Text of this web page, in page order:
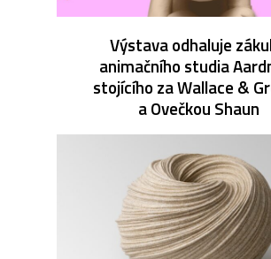
Výstava odhaluje
animačního studia
stojícího za Wallace &
a Ovečkou Shaun